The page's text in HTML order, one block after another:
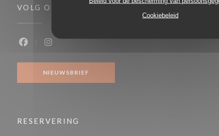
Cookiebeleid
VOLG ONS
NIEUWSBRIEF
RESERVERING